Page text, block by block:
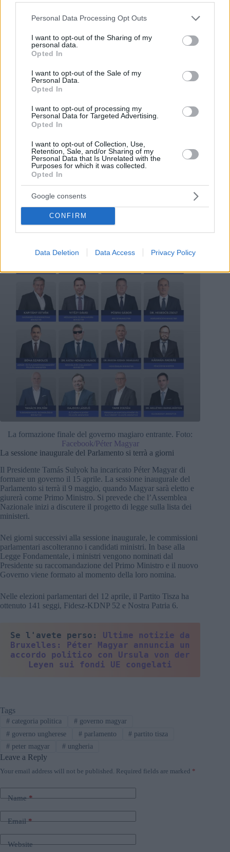
Please note that this website/app uses one or more Google
not limited to your visit or usage behaviour. You may click to
grant or deny consent to Google and its third-party tags to
use your data for below specified purposes in below Google
consent section.
Personal Data Processing Opt Outs
I want to opt-out of the Sharing of my
personal data.
Opted In
I want to opt-out of the Sale of my
Personal Data.
Opted In
I want to opt-out of processing my
Personal Data for Targeted Advertising.
Opted In
I want to opt-out of Collection, Use,
Retention, Sale, and/or Sharing of my
Personal Data that Is Unrelated with the
Purposes for which it was collected.
Opted In
Google consents
CONFIRM
Data Deletion Data Access Privacy Policy
Zoltán Tarr (Vicepresidente del Partito Tisza e leader
16 di Budapest) – Ministro delle Relazioni Sociali e
della Cultura
Zoltán Tanács (leader responsabile del programma
futuro deputato di Budapest) – Ministro della Scienza e
della Tecnologia
Nel frattempo, un commissario governativo è già stato
confermato:
2 di Budapest) – Commissario per la Strategia di
politica sociale e il coordinamento settoriale.
La formazione finale del governo magiaro entrante. Foto:
Facebook/Péter Magyar
La sessione inaugurale del Parlamento si terrà a giorni
Il Presidente Tamás Sulyok ha incaricato Péter Magyar di
formare un governo il 15 aprile. La sessione inaugurale del
Parlamento si terrà il 9 maggio, quando Magyar sarà eletto e
giurerà come Primo Ministro. Si prevede che l’Assemblea
Nazionale inizi a discutere il progetto di legge sulla lista dei
ministeri.
Nei giorni successivi alla sessione inaugurale, le commissioni
parlamentari ascolteranno i candidati ministri. In base alla
Legge Fondamentale, i ministri vengono nominati dal
Presidente su raccomandazione del Primo Ministro e il nuovo
Governo viene formato al momento della loro nomina.
Nelle elezioni parlamentari del 12 aprile, il Partito Tisza ha
ottenuto 141 seggi, Fidesz-KDNP 52 e Nostra Patria 6.
Se l'avete perso: Ultime notizie da
Bruxelles: Péter Magyar annuncia un
accordo politico con Ursula von der
Leyen sui fondi UE congelati
Tags
#categoria politica #governo magyar
#governo ungherese #parlamento # partito tisza
#peter magyar #ungheria
Leave a Reply
Your email address will not be published. Required fields are marked *
Name*
Email*
Website